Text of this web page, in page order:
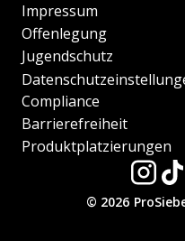
Impressum
Offenlegung
Jugendschutz
Compliance
Barrierefreiheit
Produktplatzierungen
© 2026